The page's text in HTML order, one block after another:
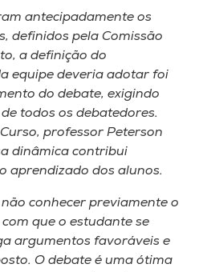
antecipadamente os
definidos pela Comissão
a definição do
equipe deveria adotar foi
do debate, exigindo
todos os debatedores.
professor Peterson
dinâmica contribui
aprendizado dos alunos.
conhecer previamente o
que o estudante se
argumentos favoráveis e
O debate é uma ótima